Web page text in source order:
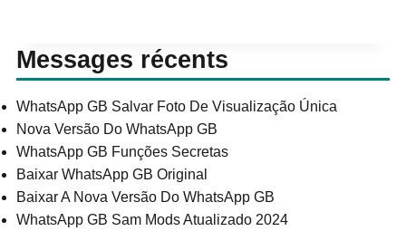
Messages récents
WhatsApp GB Salvar Foto De Visualização Única
Nova Versão Do WhatsApp GB
WhatsApp GB Funções Secretas
Baixar WhatsApp GB Original
Baixar A Nova Versão Do WhatsApp GB
WhatsApp GB Sam Mods Atualizado 2024